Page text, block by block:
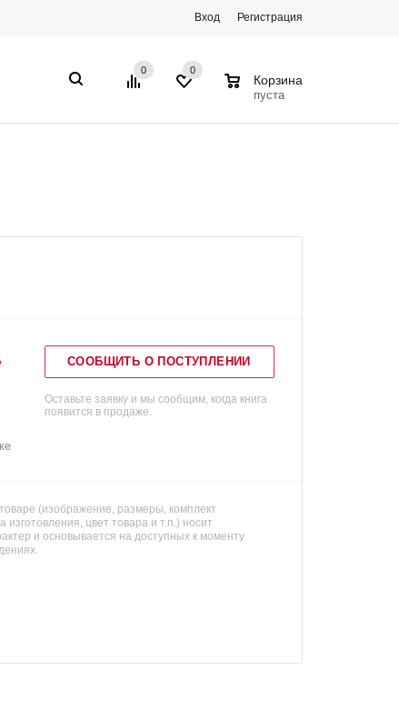
Вход Регистрация
0 0
Корзина
пуста
СООБЩИТЬ О ПОСТУПЛЕНИИ
Оставьте заявку и мы сообщим, когда книга
появится в продаже.
(изображение, размеры, комплект
изготовления, цвет товара и т.п.) носит
и основывается на доступных к моменту